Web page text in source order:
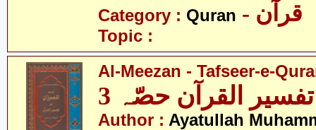
Category : Quran - قرآن
Topic :
Al-Meezan - Tafseer-e-
القرآن حصّہ 3
Author : Ayatullah